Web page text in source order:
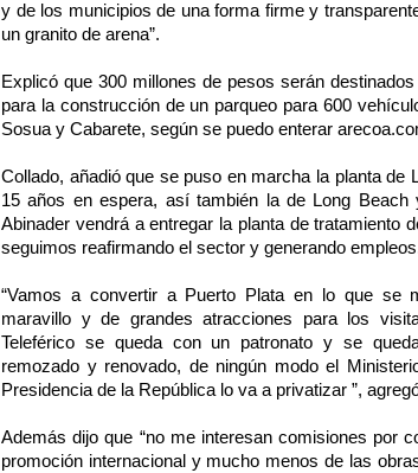
y de los municipios de una forma firme y
un granito de arena”.
Explicó que 300 millones de pesos serán
para la construcción de un parqueo para 600
Sosua y Cabarete, según se puedo enterar
Collado, añadió que se puso en marcha la planta de
15 años en espera, así también la de Long Beach
Abinader vendrá a entregar la planta de tratamiento
seguimos reafirmando el sector y generando
“Vamos a convertir a Puerto Plata en lo que se
maravillo y de grandes atracciones para los
Teleférico se queda con un patronato y se
remozado y renovado, de ningún modo el
Presidencia de la República lo va a privatizar ”,
Además dijo que “no me interesan comisiones por
promoción internacional y mucho menos de las